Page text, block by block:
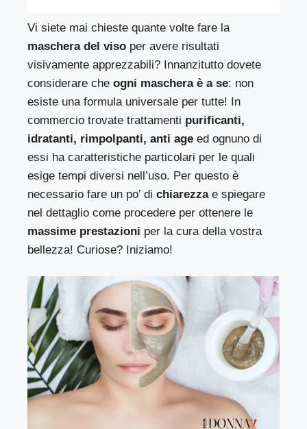
Vi siete mai chieste quante volte fare la
maschera del viso per avere risultati
visivamente apprezzabili? Innanzitutto dovete
considerare cheogni maschera è a se: non
esiste una formula universale per tutte! In
commercio trovate trattamenti purificanti,
idratanti, rimpolpanti, anti age ed ognuno di
essi ha caratteristiche particolari per le quali
esige tempi diversi nell’uso. Per questo è
necessario fare un po’ dichiarezzae spiegare
nel dettaglio come procedere per ottenere le
massime prestazioni per la cura della vostra
bellezza! Curiose? Iniziamo!